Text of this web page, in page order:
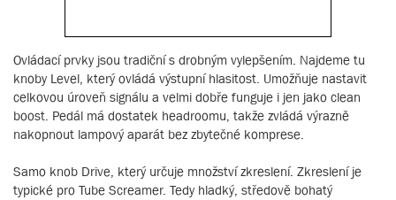
Ovládací prvky jsou tradiční s drobným vylepšením. Najdeme tu
knoby Level, který ovládá výstupní hlasitost. Umožňuje nastavit
celkovou úroveň signálu a velmi dobře funguje i jen jako clean
boost. Pedál má dostatek headroomu, takže zvládá výrazně
nakopnout lampový aparát bez zbytečné komprese.
Samo knob Drive, který určuje množství zkreslení. Zkreslení je
typické pro Tube Screamer. Tedy hladký, středově bohatý